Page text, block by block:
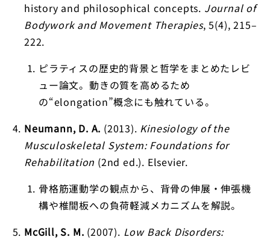
history and philosophical concepts. Journal of
Bodywork and Movement Therapies, 5(4), 215–
222.
ピラティスの歴史的背景と哲学をまとめたレビ
ュー論文。動きの質を高めるため
の“elongation”概念にも触れている。
Neumann, D. A. (2013). Kinesiology of the
Musculoskeletal System: Foundations for
Rehabilitation (2nd ed.). Elsevier.
骨格筋運動学の観点から、背骨の伸展・伸張機
構や椎間板への負荷軽減メカニズムを解説。
McGill, S. M. (2007). Low Back Disorders: